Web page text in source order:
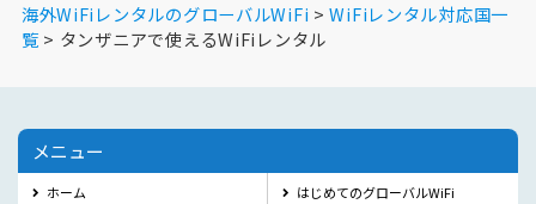
海外WiFiレンタルのグローバルWiFi
WiFiレンタル対応国一
覧
タンザニアで使えるWiFiレンタル
メニュー
ホーム はじめてのグローバルWiFi